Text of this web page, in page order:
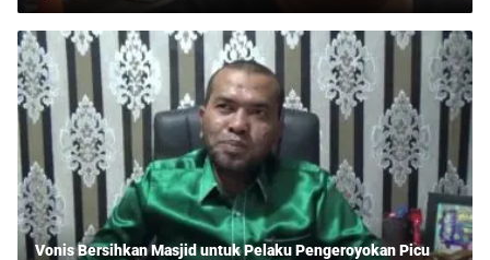
Vonis Bersihkan Masjid untuk Pelaku Pengeroyokan Picu